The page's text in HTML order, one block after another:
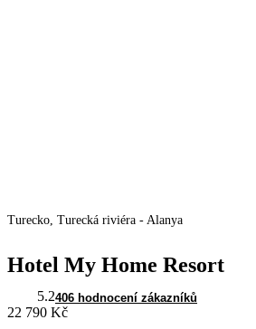
Turecko, Turecká riviéra - Alanya
Hotel My Home Resort
5.2406 hodnocení zákazníků
22 790 Kč